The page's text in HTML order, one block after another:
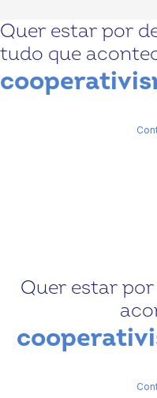
Quer estar por
tudo que
Quer estar